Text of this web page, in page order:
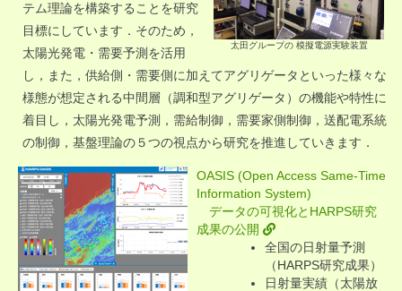
太田グループの 模擬電源実験装置
テム理論を構築することを研究
目標にしています．そのため，
太陽光発電・需要予測を活用
し，また，供給側・需要側に加えてアグリゲータといった様々な
様態が想定される中間層（調和型アグリゲータ）の機能や特性に
着目し，太陽光発電予測，需給制御，需要家側制御，送配電系統
の制御，基盤理論の５つの視点から研究を推進していきます．
OASIS (Open Access Same-Time
Information System)
データの可視化とHARPS研究
成果の公開
全国の日射量予測
（HARPS研究成果）
日射量実績（太陽放